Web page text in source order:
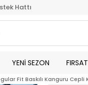
Hattı
YENİ SEZON
Fit Baskılı Kanguru Cepli